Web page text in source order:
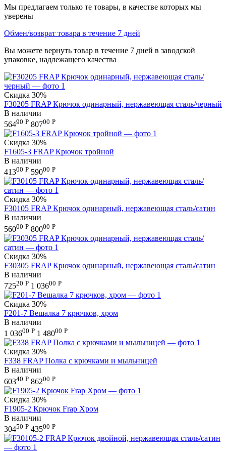
Мы предлагаем только те товары, в качестве которых мы
уверены
Обмен/возврат товара в течение 7 дней
Вы можете вернуть товар в течение 7 дней в заводской
упаковке, надлежащего качества
Скидка 30%
F30205 FRAP Крючок одинарный, нержавеющая сталь/черный
В наличии
56490 Р 80700 Р
Скидка 30%
F1605-3 FRAP Крючок тройной
В наличии
41300 Р 59000 Р
Скидка 30%
F30105 FRAP Крючок одинарный, нержавеющая сталь/сатин
В наличии
56000 Р 80000 Р
Скидка 30%
F30305 FRAP Крючок одинарный, нержавеющая сталь/сатин
В наличии
72520 Р 1 03600 Р
Скидка 30%
F201-7 Вешалка 7 крючков, хром
В наличии
1 03600 Р 1 48000 Р
Скидка 30%
F338 FRAP Полка с крючками и мыльницей
В наличии
60340 Р 86200 Р
Скидка 30%
F1905-2 Крючок Frap Хром
В наличии
30450 Р 43500 Р